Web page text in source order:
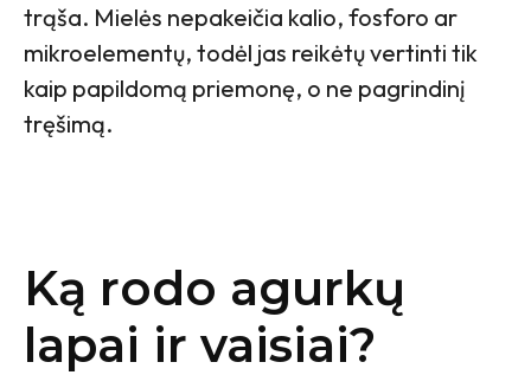
trąša. Mielės nepakeičia kalio, fosforo ar
mikroelementų, todėl jas reikėtų vertinti tik
kaip papildomą priemonę, o ne pagrindinį
tręšimą.
Ką rodo agurkų
lapai ir vaisiai?